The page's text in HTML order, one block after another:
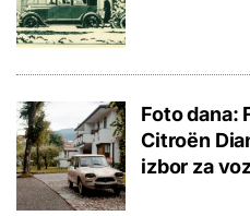
Foto dana:
Citroën
izbor za